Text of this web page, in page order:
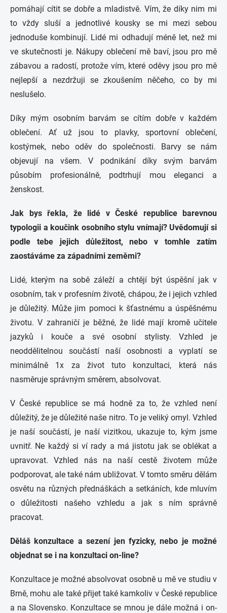
pomáhají cítit se dobře a mladistvě. Vím, že díky nim mi
to vždy sluší a jednotlivé kousky se mi mezi sebou
jednoduše kombinují. Lidé mi odhadují méně let, než mi
ve skutečnosti je. Nákupy oblečení mě baví, jsou pro mě
zábavou a radostí, protože vím, které oděvy jsou pro mě
nejlepší a nezdržuji se zkoušením něčeho, co by mi
neslušelo.
Díky mým osobním barvám se cítím dobře v každém
oblečení. Ať už jsou to plavky, sportovní oblečení,
kostýmek, nebo oděv do společnosti. Barvy se nám
objevují na všem. V podnikání díky svým barvám
působím profesionálně, podtrhují mou eleganci a
ženskost.
Jak bys řekla, že lidé v České republice barevnou
typologii a koučink osobního stylu vnímají? Uvědomují si
podle tebe jejich důležitost, nebo v tomhle zatím
zaostáváme za západními zeměmi?
Lidé, kterým na sobě záleží a chtějí být úspěšní jak v
osobním, tak v profesním životě, chápou, že i jejich vzhled
je důležitý. Může jim pomoci k šťastnému a úspěšnému
životu. V zahraničí je běžné, že lidé mají kromě učitele
jazyků i kouče a své osobní stylisty. Vzhled je
neoddělitelnou součástí naší osobnosti a vyplatí se
minimálně 1x za život tuto konzultaci, která nás
nasměruje správným směrem, absolvovat.
V České republice se má hodně za to, že vzhled není
důležitý, že je důležité naše nitro. To je veliký omyl. Vzhled
je naší součástí, je naší vizitkou, ukazuje to, kým jsme
uvnitř. Ne každý si ví rady a má jistotu jak se oblékat a
upravovat. Vzhled nás na naší cestě životem může
podporovat, ale také nám ubližovat. V tomto směru dělám
osvětu na různých přednáškách a setkáních, kde mluvím
o důležitosti našeho vzhledu a jak s ním správně
pracovat.
Děláš konzultace a sezení jen fyzicky, nebo je možné
objednat se i na konzultaci on-line?
Konzultace je možné absolvovat osobně u mě ve studiu v
Brně, mohu ale také přijet také kamkoliv v České republice
a na Slovensko. Konzultace se mnou je dále možná i on-